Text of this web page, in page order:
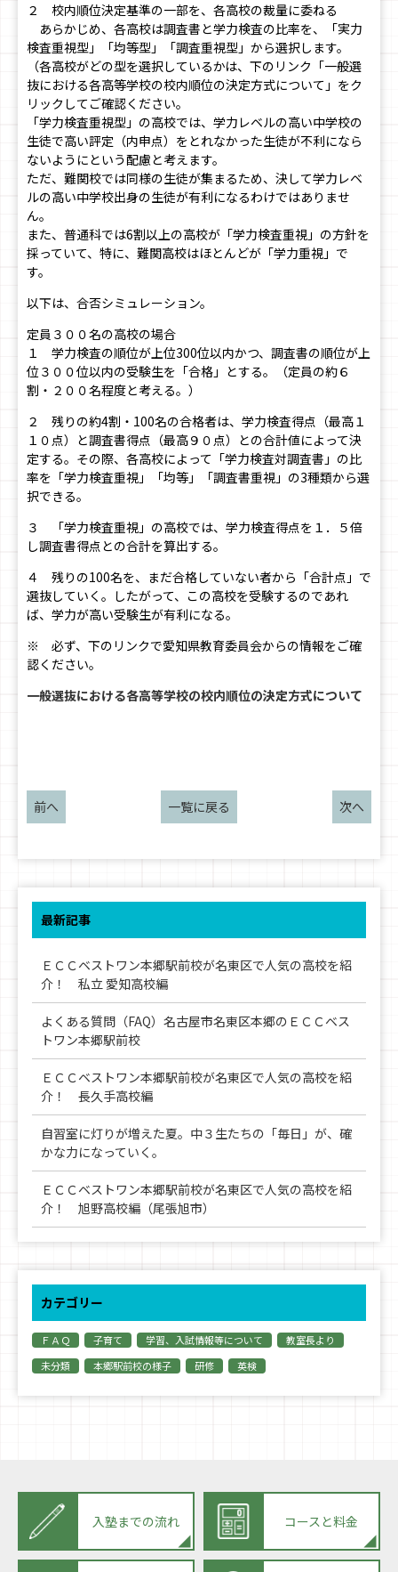
２ 校内順位決定基準の一部を、各高校の裁量に委ねる
あらかじめ、各高校は調査書と学力検査の比率を、「実力
検査重視型」「均等型」「調査重視型」から選択します。
（各高校がどの型を選択しているかは、下のリンク「一般選
抜における各高等学校の校内順位の決定方式について」をク
リックしてご確認ください。
「学力検査重視型」の高校では、学力レベルの高い中学校の
生徒で高い評定（内申点）をとれなかった生徒が不利になら
ないようにという配慮と考えます。
ただ、難関校では同様の生徒が集まるため、決して学力レベ
ルの高い中学校出身の生徒が有利になるわけではありませ
ん。
また、普通科では6割以上の高校が「学力検査重視」の方針を
採っていて、特に、難関高校はほとんどが「学力重視」で
す。
以下は、合否シミュレーション。
定員３００名の高校の場合
１ 学力検査の順位が上位300位以内かつ、調査書の順位が上
位３００位以内の受験生を「合格」とする。（定員の約６
割・２００名程度と考える。）
２ 残りの約4割・100名の合格者は、学力検査得点（最高１
１０点）と調査書得点（最高９０点）との合計値によって決
定する。その際、各高校によって「学力検査対調査書」の比
率を「学力検査重視」「均等」「調査書重視」の3種類から選
択できる。
３ 「学力検査重視」の高校では、学力検査得点を１．５倍
し調査書得点との合計を算出する。
４ 残りの100名を、まだ合格していない者から「合計点」で
選抜していく。したがって、この高校を受験するのであれ
ば、学力が高い受験生が有利になる。
※ 必ず、下のリンクで愛知県教育委員会からの情報をご確
認ください。
一般選抜における各高等学校の校内順位の決定方式について
前へ 一覧に戻る 次へ
最新記事
ＥＣＣベストワン本郷駅前校が名東区で人気の高校を紹
介！ 私立 愛知高校編
よくある質問（FAQ）名古屋市名東区本郷のＥＣＣベス
トワン本郷駅前校
ＥＣＣベストワン本郷駅前校が名東区で人気の高校を紹
介！ 長久手高校編
自習室に灯りが増えた夏。中３生たちの「毎日」が、確
かな力になっていく。
ＥＣＣベストワン本郷駅前校が名東区で人気の高校を紹
介！ 旭野高校編（尾張旭市）
カテゴリー
ＦＡＱ 子育て 学習、入試情報等について
教室長より
未分類
本郷駅前校の様子 研修 英検
入塾までの流れ コースと料金